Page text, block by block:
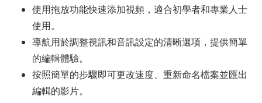
使用拖放功能快速添加視頻，適合初學者和專業人士
使用。
導航用於調整視訊和音訊設定的清晰選項，提供簡單
的編輯體驗。
按照簡單的步驟即可更改速度、重新命名檔案並匯出
編輯的影片。